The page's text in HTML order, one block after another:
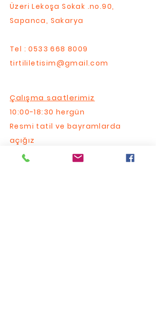
Üzeri Lekoşa Sokak .no.90,
Sapanca, Sakarya
Tel :0533 668 8009
tirtililetisim@gmail.com
Çalışma saatlerimiz
10:00-18:30 hergün
Resmi tatil ve bayramlarda
açığız